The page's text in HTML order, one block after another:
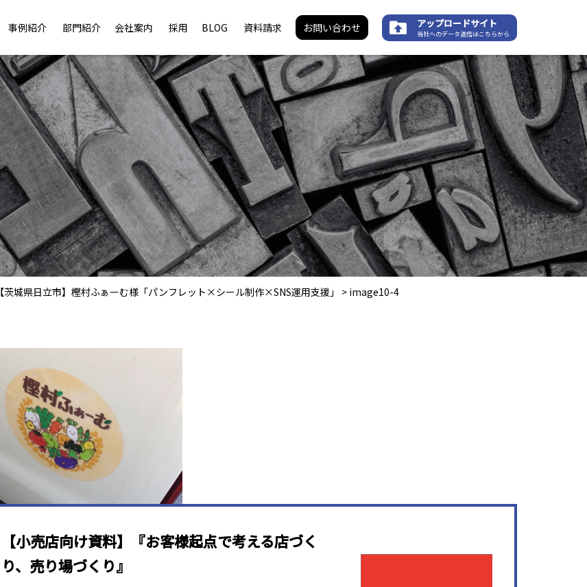
事例紹介 部門紹介 会社案内 採用 BLOG 資料請求 お問い合わせ アップロードサイト
当社へのデータ送信はこちらから
【茨城県日立市】樫村ふぁーむ様「パンフレット×シール制作×SNS運用支援」 > image10-4
【小売店向け資料】『お客様起点で考える店づく
り、売り場づくり』